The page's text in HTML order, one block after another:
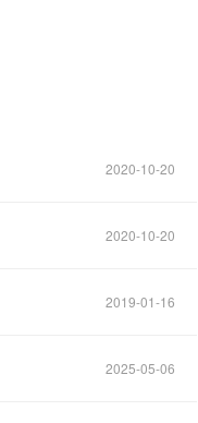
2020-10-20
2020-10-20
2019-01-16
2025-05-06